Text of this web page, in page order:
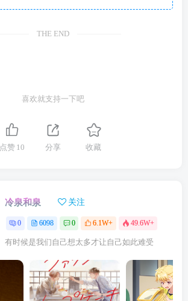
THE END
喜欢就支持一下吧
点赞 10 分享 收藏
冷泉和泉 关注
0 6098 0 6.1W+ 49.6W+
有时候是我们自己想太多才让自己如此难受